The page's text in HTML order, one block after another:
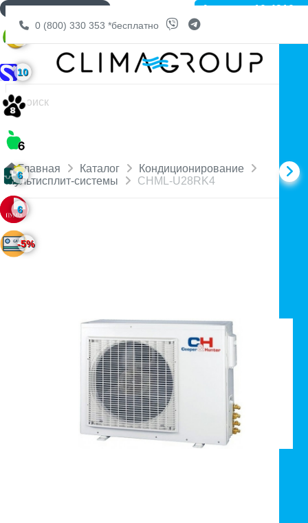
0 (800) 330 353 *бесплатно
Главная Каталог
Кондиционирование
Мультисплит-системы
CHML-U28RK4
Артикул: 10-4210
ДОСТАВКА БЕСПЛАТНО
10
6
6
-5%